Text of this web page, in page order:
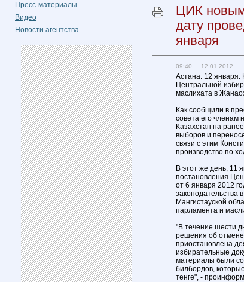
Пресс-материалы
Видео
Новости агентства
ЦИК новым
дату
января
09:40 12.01.2012
Астана. 12 января.
Центральной
маслихата в
Как сообщили в
совета его членам
Казахстан на
выборов и
связи с этим
производство по
В этот же день, 11
постановления
от 6 января 2012
законодательства
Мангистауской
парламента и
"В течение шести
решения об
приостановлена
избирательные
материалы были
билбордов,
тенге", -